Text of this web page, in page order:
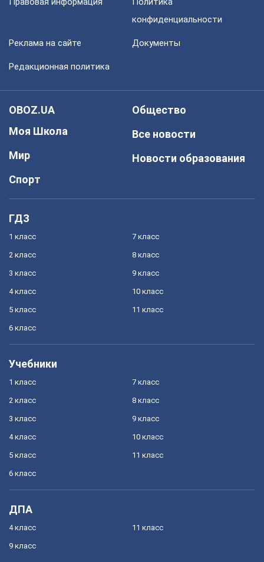
конфиденциальности
Реклама на сайте Документы
Редакционная политика
OBOZ.UA
Моя Школа
Мир
Спорт
Общество
Все новости
Новости образования
ГДЗ
1 класс
2 класс
3 класс
4 класс
5 класс
6 класс
7 класс
8 класс
9 класс
10 класс
11 класс
Учебники
1 класс
2 класс
3 класс
4 класс
5 класс
6 класс
7 класс
8 класс
9 класс
10 класс
11 класс
ДПА
4 класс
9 класс
11 класс